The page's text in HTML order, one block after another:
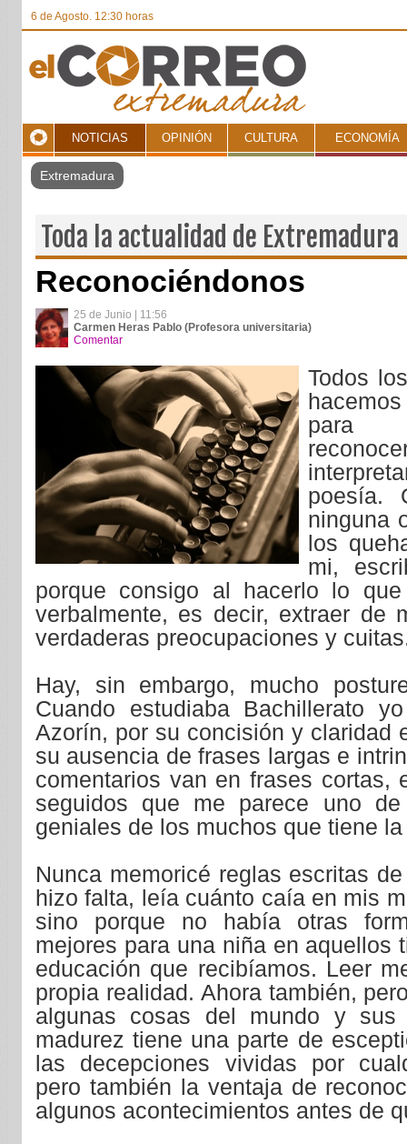
6 de Agosto. 12:30 horas
NOTICIAS OPINIÓN CULTURA ECONOMÍA
Toda la actualidad de Extremadura
Reconociéndonos
25 de Junio | 11:56
Carmen Heras Pablo (Profesora universitaria)
Comentar
Todos
para
poesía.
ninguna
los
mi,
porque consigo al hacerlo lo
verbalmente, es decir, extraer de
verdaderas preocupaciones y
Hay, sin embargo, mucho
Cuando estudiaba Bachillerato
Azorín, por su concisión y claridad
su ausencia de frases largas e
comentarios van en frases cortas,
seguidos que me parece uno
geniales de los muchos que tiene
Nunca memoricé reglas escritas
hizo falta, leía cuánto caía en mis
sino porque no había otras
mejores para una niña en aquellos
educación que recibíamos. Leer
propia realidad. Ahora también,
algunas cosas del mundo y sus
madurez tiene una parte de
las decepciones vividas por
pero también la ventaja de
algunos acontecimientos antes de